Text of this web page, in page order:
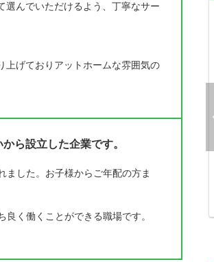
選んでいただけるよう、丁寧なサー
上げておりアットホームな雰囲気の
ら設立した企業です。
ました。お子様からご年配の方ま
く働くことができる職場です。